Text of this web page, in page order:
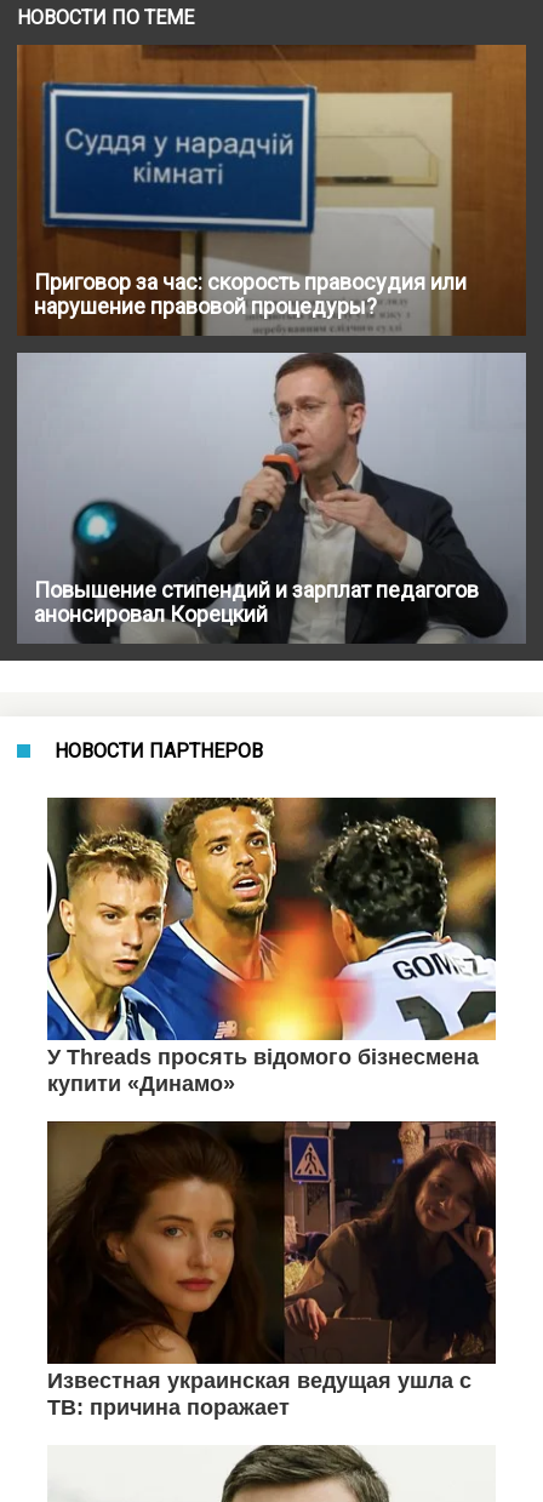
НОВОСТИ ПО ТЕМЕ
Приговор за час: скорость правосудия или
нарушение правовой процедуры?
Повышение стипендий и зарплат педагогов
анонсировал Корецкий
НОВОСТИ ПАРТНЕРОВ